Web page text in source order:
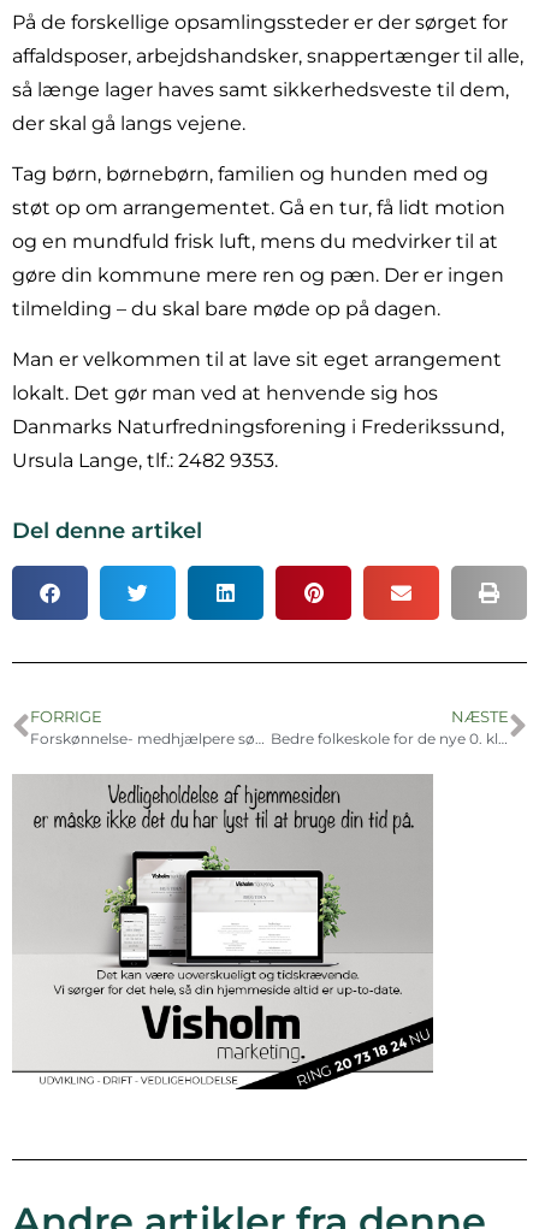
På de forskellige opsamlingssteder er der sørget for
affaldsposer, arbejdshandsker, snappertænger til alle,
så længe lager haves samt sikkerhedsveste til dem,
der skal gå langs vejene.
Tag børn, børnebørn, familien og hunden med og
støt op om arrangementet. Gå en tur, få lidt motion
og en mundfuld frisk luft, mens du medvirker til at
gøre din kommune mere ren og pæn. Der er ingen
tilmelding – du skal bare møde op på dagen.
Man er velkommen til at lave sit eget arrangement
lokalt. Det gør man ved at henvende sig hos
Danmarks Naturfredningsforening i Frederikssund,
Ursula Lange, tlf.: 2482 9353.
Del denne artikel
FORRIGE
Forskønnelse- medhjælpere søges
NÆSTE
Bedre folkeskole for de nye 0. klasser